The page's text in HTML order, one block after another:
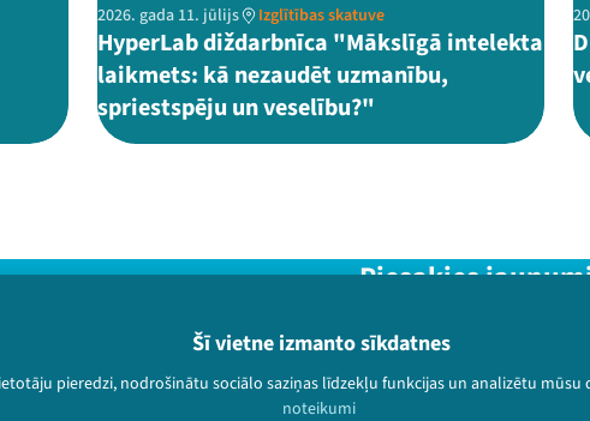
Šī vietne izmanto sīkdatnes
pieredzi, nodrošinātu sociālo saziņas līdzekļu funkcijas un analizētu
noteikumi
2026. gada 11. jūlijs Izglītības skatuve
HyperLab diždarbnīca "Mākslīgā intelekta
laikmets: kā nezaudēt uzmanību,
spriestspēju un veselību?"
Piesakies
Nepalaid garām aktuālāko